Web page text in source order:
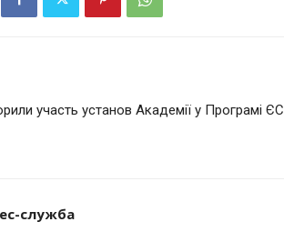
участь установ Академії у Програмі ЄС
служба